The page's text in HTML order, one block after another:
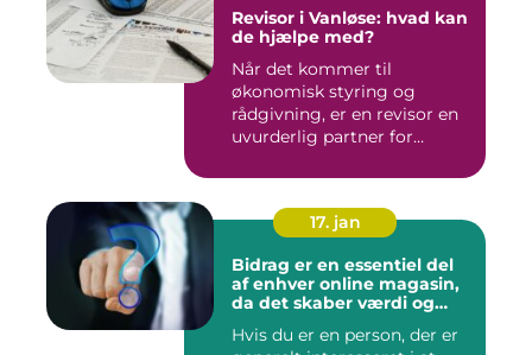
Revisor i Vanløse: hvad kan
de hjælpe med?
Når det kommer til
økonomisk styring og
rådgivning, er en revisor en
uvurderlig partner for
17. jan
Bidrag er en essentiel del
af enhver online magasin,
da det skaber værdi og
engagerer læsere og
Hvis du er en person, der er